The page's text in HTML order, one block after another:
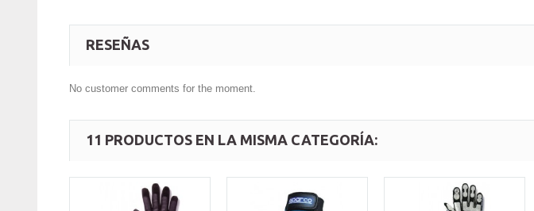
RESEÑAS
No customer comments for the moment.
11 PRODUCTOS EN LA MISMA CATEGORÍA: